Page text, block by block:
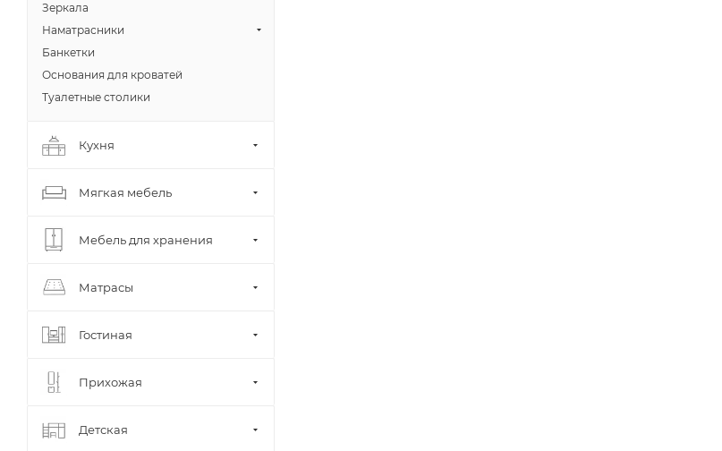
Зеркала
Наматрасники
Банкетки
Основания для кроватей
Туалетные столики
Кухня
Мягкая мебель
Мебель для хранения
Матрасы
Гостиная
Прихожая
Детская